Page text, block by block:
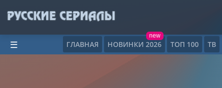
ГЛАВНАЯ НОВИНКИ 2026
new
ТОП 100 ТВ
☰